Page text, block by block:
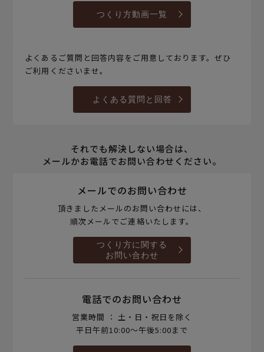
つくり方動画一覧
よくあるご質問と回答内容をご用意しております。ぜひ
ご利用くださいませ。
よくある質問と回答
それでも解決しない場合は、
メールかお電話でお問い合わせください。
メールでのお問い合わせ
頂きましたメールのお問い合わせには、
順次メールでご連絡いたします。
つくり方に関する
お問い合わせ
電話でのお問い合わせ
営業時間 ： 土・日・祝日を除く
平日午前10:00～午後5:00まで